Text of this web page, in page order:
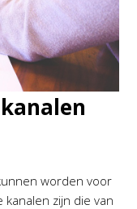
worden voor
zijn die van